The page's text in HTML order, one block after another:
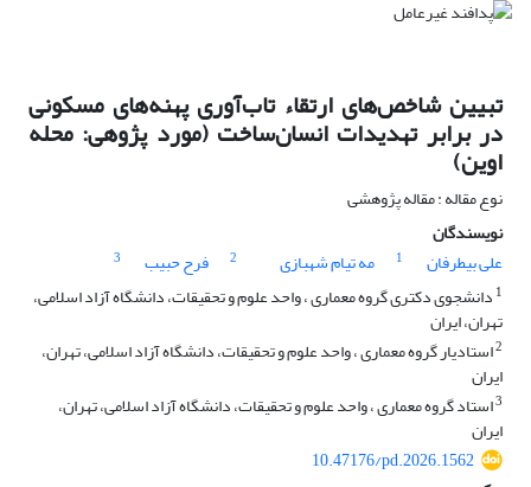
تبیین شاخص‌های ارتقاء تاب‌آوری پهنه‌های مسکونی
در برابر تهدیدات انسان‌ساخت (مورد پژوهی: محله
اوین)
نوع مقاله : مقاله پژوهشی
نویسندگان
علی بیطرفان
1 مه تیام شهبازی 2 فرح حبیب
3
1 دانشجوی دکتری گروه معماری ، واحد علوم و تحقیقات، دانشگاه آزاد اسلامی،
تهران، ایران
2استادیار گروه معماری ، واحد علوم و تحقیقات، دانشگاه آزاد اسلامی، تهران،
ایران
3استاد گروه معماری ، واحد علوم و تحقیقات، دانشگاه آزاد اسلامی، تهران،
ایران
10.47176/pd.2026.1562